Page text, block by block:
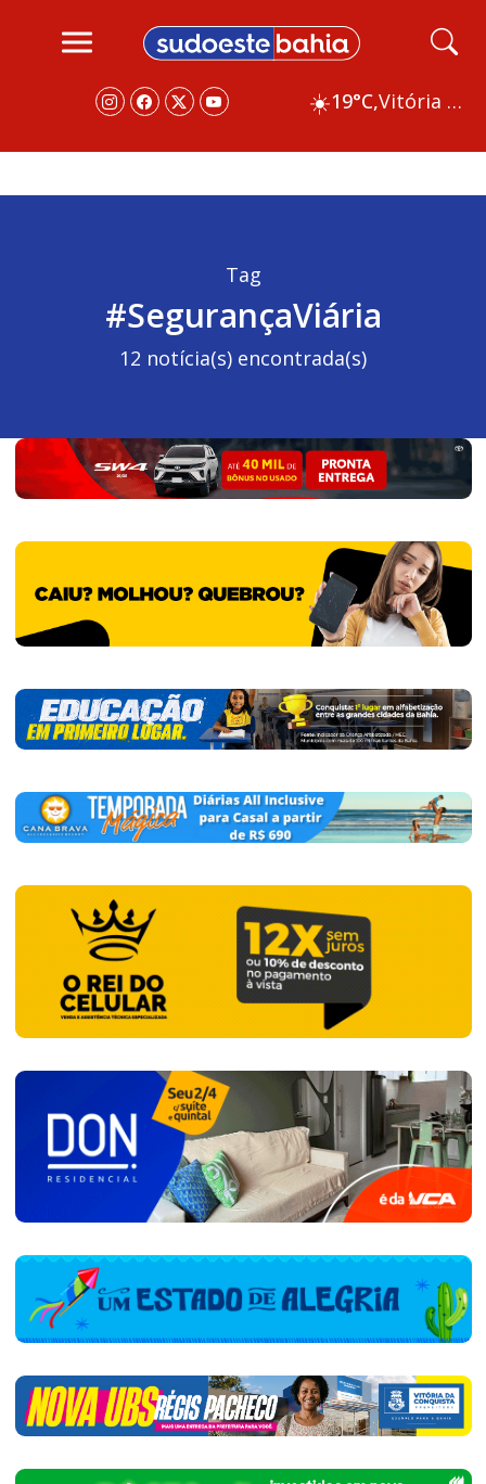
☀️19°C, Vitória da Conquista
Tag
#SegurançaViária
12 notícia(s) encontrada(s)